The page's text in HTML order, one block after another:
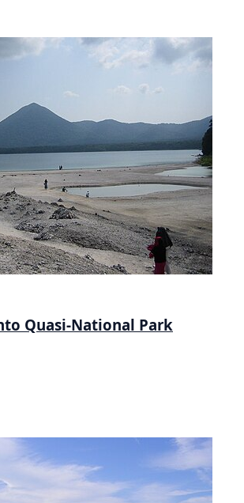
Quasi-National Park